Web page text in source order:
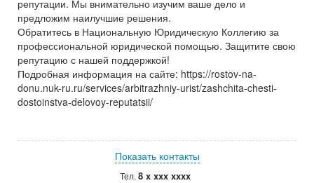
репутации. Мы внимательно изучим ваше дело и
предложим наилучшие решения.
Обратитесь в Национальную Юридическую Коллегию за
профессиональной юридической помощью. Защитите свою
репутацию с нашей поддержкой!
Подробная информация на сайте: https://rostov-na-
donu.nuk-ru.ru/services/arbitrazhniy-urist/zashchita-chesti-
dostoinstva-delovoy-reputatsii/
Показать контакты
Тел. 8 x xxx xxxx